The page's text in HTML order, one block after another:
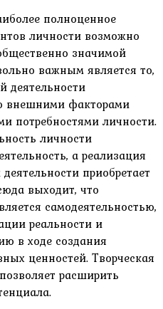
полноценное
личности возможно
значимой
важным является то,
деятельности
внешними факторами
потребностями личности.
личности
а реализация
приобретает
выходит, что
самодеятельностью,
реальности и
в ходе создания
ценностей. Творческая
расширить